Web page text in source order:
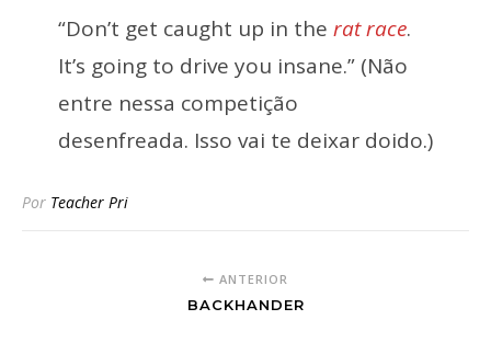
“Don’t get caught up in the rat race.
It’s going to drive you insane.” (Não
entre nessa competição
desenfreada. Isso vai te deixar doido.)
Por Teacher Pri
ANTERIOR
BACKHANDER